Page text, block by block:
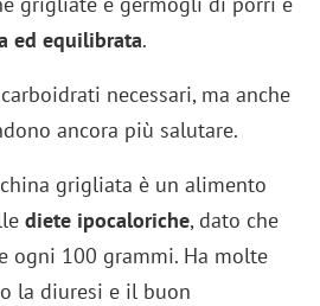
ed equilibrata.
necessari, ma anche
ancora più salutare.
grigliata è un alimento
diete ipocaloriche, dato che
ogni 100 grammi. Ha molte
la diuresi e il buon